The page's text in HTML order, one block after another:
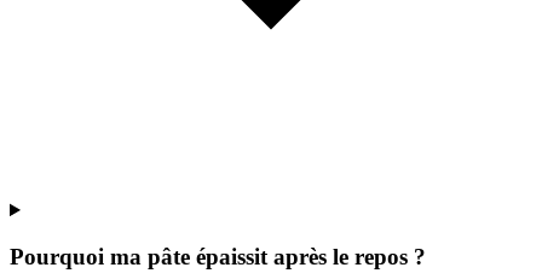
Pourquoi ma pâte épaissit après le repos ?